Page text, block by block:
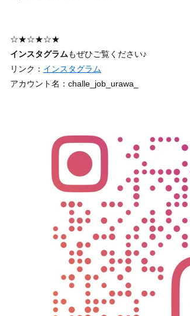
☆★☆★☆★
インスタグラムもぜひご覧ください♪
リンク： インスタグラム
アカウント名：challe_job_urawa_